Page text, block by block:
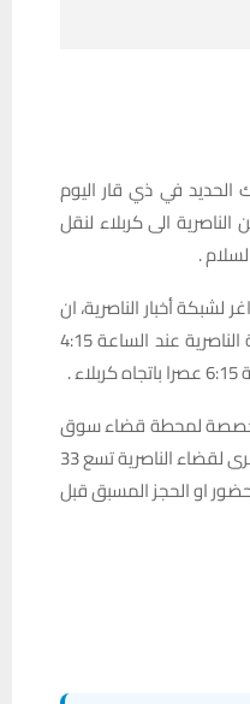
الحديد في ذي قار اليوم
الى كربلاء لنقل
.
أخبار الناصرية، ان
القطار الأول سينطلق من محطة الناصرية عند الساعة 4:15
.
لمحطة قضاء سوق
الشيوخ تسع ل 33 راكباً ، وعربة اخرى لقضاء الناصرية تسع 33
او الحجز المسبق قبل